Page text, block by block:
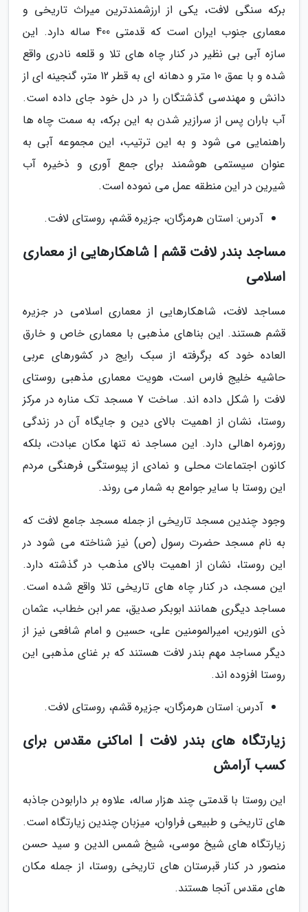
برکه سنگی لافت، یکی از ارزشمندترین میراث تاریخی و
معماری جنوب ایران است که قدمتی 400 ساله دارد. این
سازه آبی بی نظیر در کنار چاه های تلا و قلعه نادری واقع
شده و با عمق 10 متر و دهانه ای به قطر 12 متر، گنجینه ای از
دانش و مهندسی گذشتگان را در دل خود جای داده است.
آب باران پس از سرازیر شدن به این برکه، به سمت چاه ها
راهنمایی می شود و به این ترتیب، این مجموعه آبی به
عنوان سیستمی هوشمند برای جمع آوری و ذخیره آب
شیرین در این منطقه عمل می نموده است.
آدرس: استان هرمزگان، جزیره قشم، روستای لافت.
مساجد بندر لافت قشم | شاهکارهایی از معماری
اسلامی
مساجد لافت، شاهکارهایی از معماری اسلامی در جزیره
قشم هستند. این بناهای مذهبی با معماری خاص و خارق
العاده خود که برگرفته از سبک رایج در کشورهای عربی
حاشیه خلیج فارس است، هویت معماری مذهبی روستای
لافت را شکل داده اند. ساخت 7 مسجد تک مناره در مرکز
روستا، نشان از اهمیت بالای دین و جایگاه آن در زندگی
روزمره اهالی دارد. این مساجد نه تنها مکان عبادت، بلکه
کانون اجتماعات محلی و نمادی از پیوستگی فرهنگی مردم
این روستا با سایر جوامع به شمار می روند.
وجود چندین مسجد تاریخی از جمله مسجد جامع لافت که
به نام مسجد حضرت رسول (ص) نیز شناخته می شود در
این روستا، نشان از اهمیت بالای مذهب در گذشته دارد.
این مسجد، در کنار چاه های تاریخی تلا واقع شده است.
مساجد دیگری همانند ابوبکر صدیق، عمر ابن خطاب، عثمان
ذی النورین، امیرالمومنین علی، حسین و امام شافعی نیز از
دیگر مساجد مهم بندر لافت هستند که بر غنای مذهبی این
روستا افزوده اند.
آدرس: استان هرمزگان، جزیره قشم، روستای لافت.
زیارتگاه های بندر لافت | اماکنی مقدس برای
کسب آرامش
این روستا با قدمتی چند هزار ساله، علاوه بر دارابودن جاذبه
های تاریخی و طبیعی فراوان، میزبان چندین زیارتگاه است.
زیارتگاه های شیخ موسی، شیخ شمس الدین و سید حسن
منصور در کنار قبرستان های تاریخی روستا، از جمله مکان
های مقدس آنجا هستند.